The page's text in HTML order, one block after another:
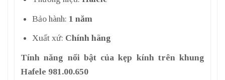
Bảo hành: 1 năm
Xuất xứ: Chính hãng
Tính năng nổi bật của kẹp kính trên khung
Hafele 981.00.650